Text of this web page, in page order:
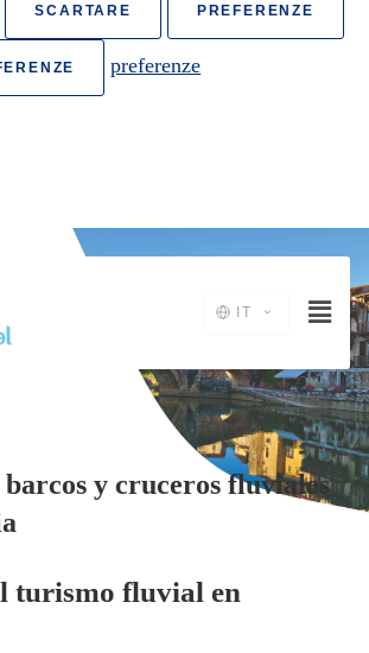
SCARTARE PREFERENZE
preferenze
IT
y cruceros fluviales
turismo fluvial en